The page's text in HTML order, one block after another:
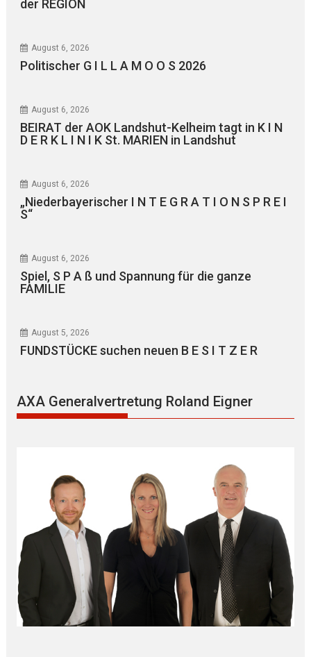
der REGION
August 6, 2026
Politischer G I L L A M O O S 2026
August 6, 2026
BEIRAT der AOK Landshut-Kelheim tagt in K I N
D E R K L I N I K St. MARIEN in Landshut
August 6, 2026
„Niederbayerischer I N T E G R A T I O N S P R E I
S“
August 6, 2026
Spiel, S P A ß und Spannung für die ganze
FAMILIE
August 5, 2026
FUNDSTÜCKE suchen neuen B E S I T Z E R
AXA Generalvertretung Roland Eigner